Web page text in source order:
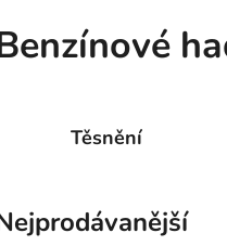
Těsnění